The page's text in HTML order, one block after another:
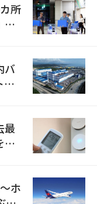
所
の
バ
ン
最
点
ホ